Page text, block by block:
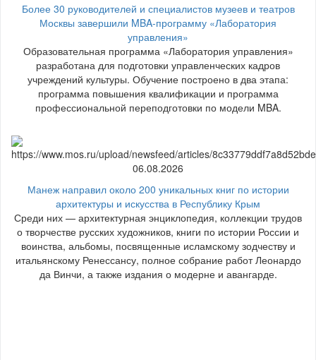
Более 30 руководителей и специалистов музеев и театров
Москвы завершили MBA-программу «Лаборатория
управления»
Образовательная программа «Лаборатория управления»
разработана для подготовки управленческих кадров
учреждений культуры. Обучение построено в два этапа:
программа повышения квалификации и программа
профессиональной переподготовки по модели MBA.
06.08.2026
Манеж направил около 200 уникальных книг по истории
архитектуры и искусства в Республику Крым
Среди них — архитектурная энциклопедия, коллекции трудов
о творчестве русских художников, книги по истории России и
воинства, альбомы, посвященные исламскому зодчеству и
итальянскому Ренессансу, полное собрание работ Леонардо
да Винчи, а также издания о модерне и авангарде.